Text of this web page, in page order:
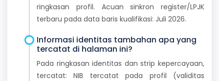
ringkasan profil. Acuan sinkron register/LPJK
terbaru pada data baris kualifikasi: Juli 2026.
Informasi identitas tambahan apa yang
tercatat di halaman ini?
Pada ringkasan identitas dan strip kepercayaan,
tercatat: NIB tercatat pada profil (validitas